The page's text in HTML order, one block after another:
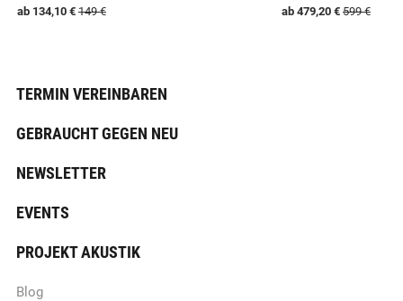
ab 134,10 € 149 €
ab 479,20 € 599 €
TERMIN VEREINBAREN
GEBRAUCHT GEGEN NEU
NEWSLETTER
EVENTS
PROJEKT AKUSTIK
Blog